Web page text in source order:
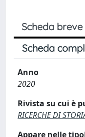
Scheda breve
Scheda
Anno
2020
Rivista su cui è
RICERCHE DI
Appare nelle